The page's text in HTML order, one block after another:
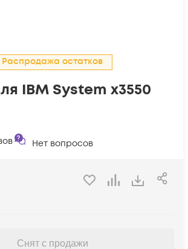
Распродажа остатков
IBM System x3550
Нет вопросов
Снят с продажи